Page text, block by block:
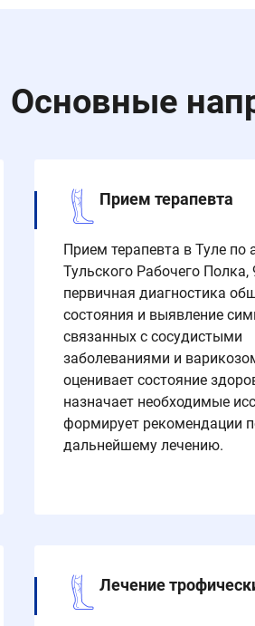
Основные
Прием терапевта
Прием терапевта в Туле по
Тульского Рабочего
первичная диагностика
состояния и выявление
связанных с сосудистыми
заболеваниями и
оценивает состояние
назначает необходимые
формирует рекомендации
дальнейшему лечению.
Лечение